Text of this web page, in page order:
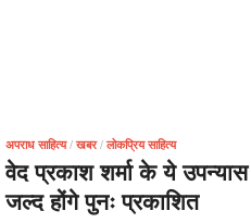
अपराध साहित्य/ खबर/ लोकप्रिय साहित्य
वेद प्रकाश शर्मा के ये उपन्यास
जल्द होंगे पुनः प्रकाशित